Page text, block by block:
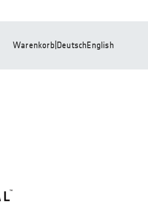
Warenkorb DeutschEnglish